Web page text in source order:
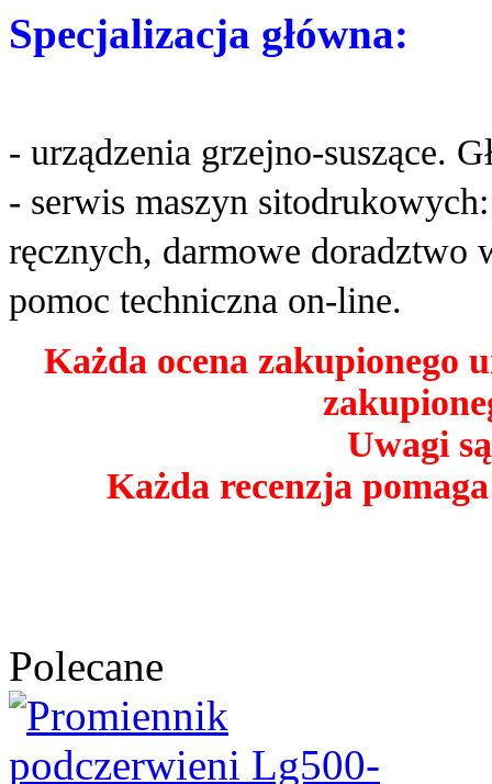
Specjalizacja główna:
- urządzenia grzejno-suszące.
- serwis maszyn
ręcznych, darmowe doradztwo
pomoc techniczna on-line.
Każda ocena zakupionego
Uwagi
Każda recenzja
Polecane